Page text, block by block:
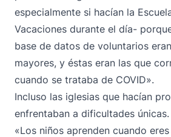
especialmente si hacían la
Vacaciones durante el día-
base de datos de voluntarios
mayores, y éstas eran las que
cuando se trataba de COVID».
Incluso las iglesias que hacían
enfrentaban a dificultades únicas.
«Los niños aprenden cuando